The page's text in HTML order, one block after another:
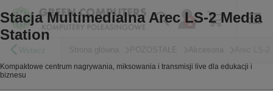
Wstecz Strona główna POZOSTAŁE Akcesoria
Stacja Multimedialna Arec LS-2 Media
Station
Kompaktowe centrum nagrywania, miksowania i transmisji live dla edukacji i
biznesu